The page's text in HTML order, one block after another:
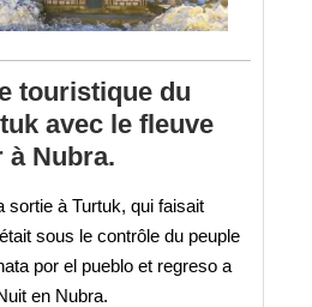
touristique du
avec le fleuve
à Nubra.
sortie à Turtuk, qui faisait
sous le contrôle du peuple
por el pueblo et regreso a
en Nubra.